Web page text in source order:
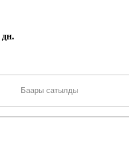
дн.
Баары сатылды
товарлар пайда болот.